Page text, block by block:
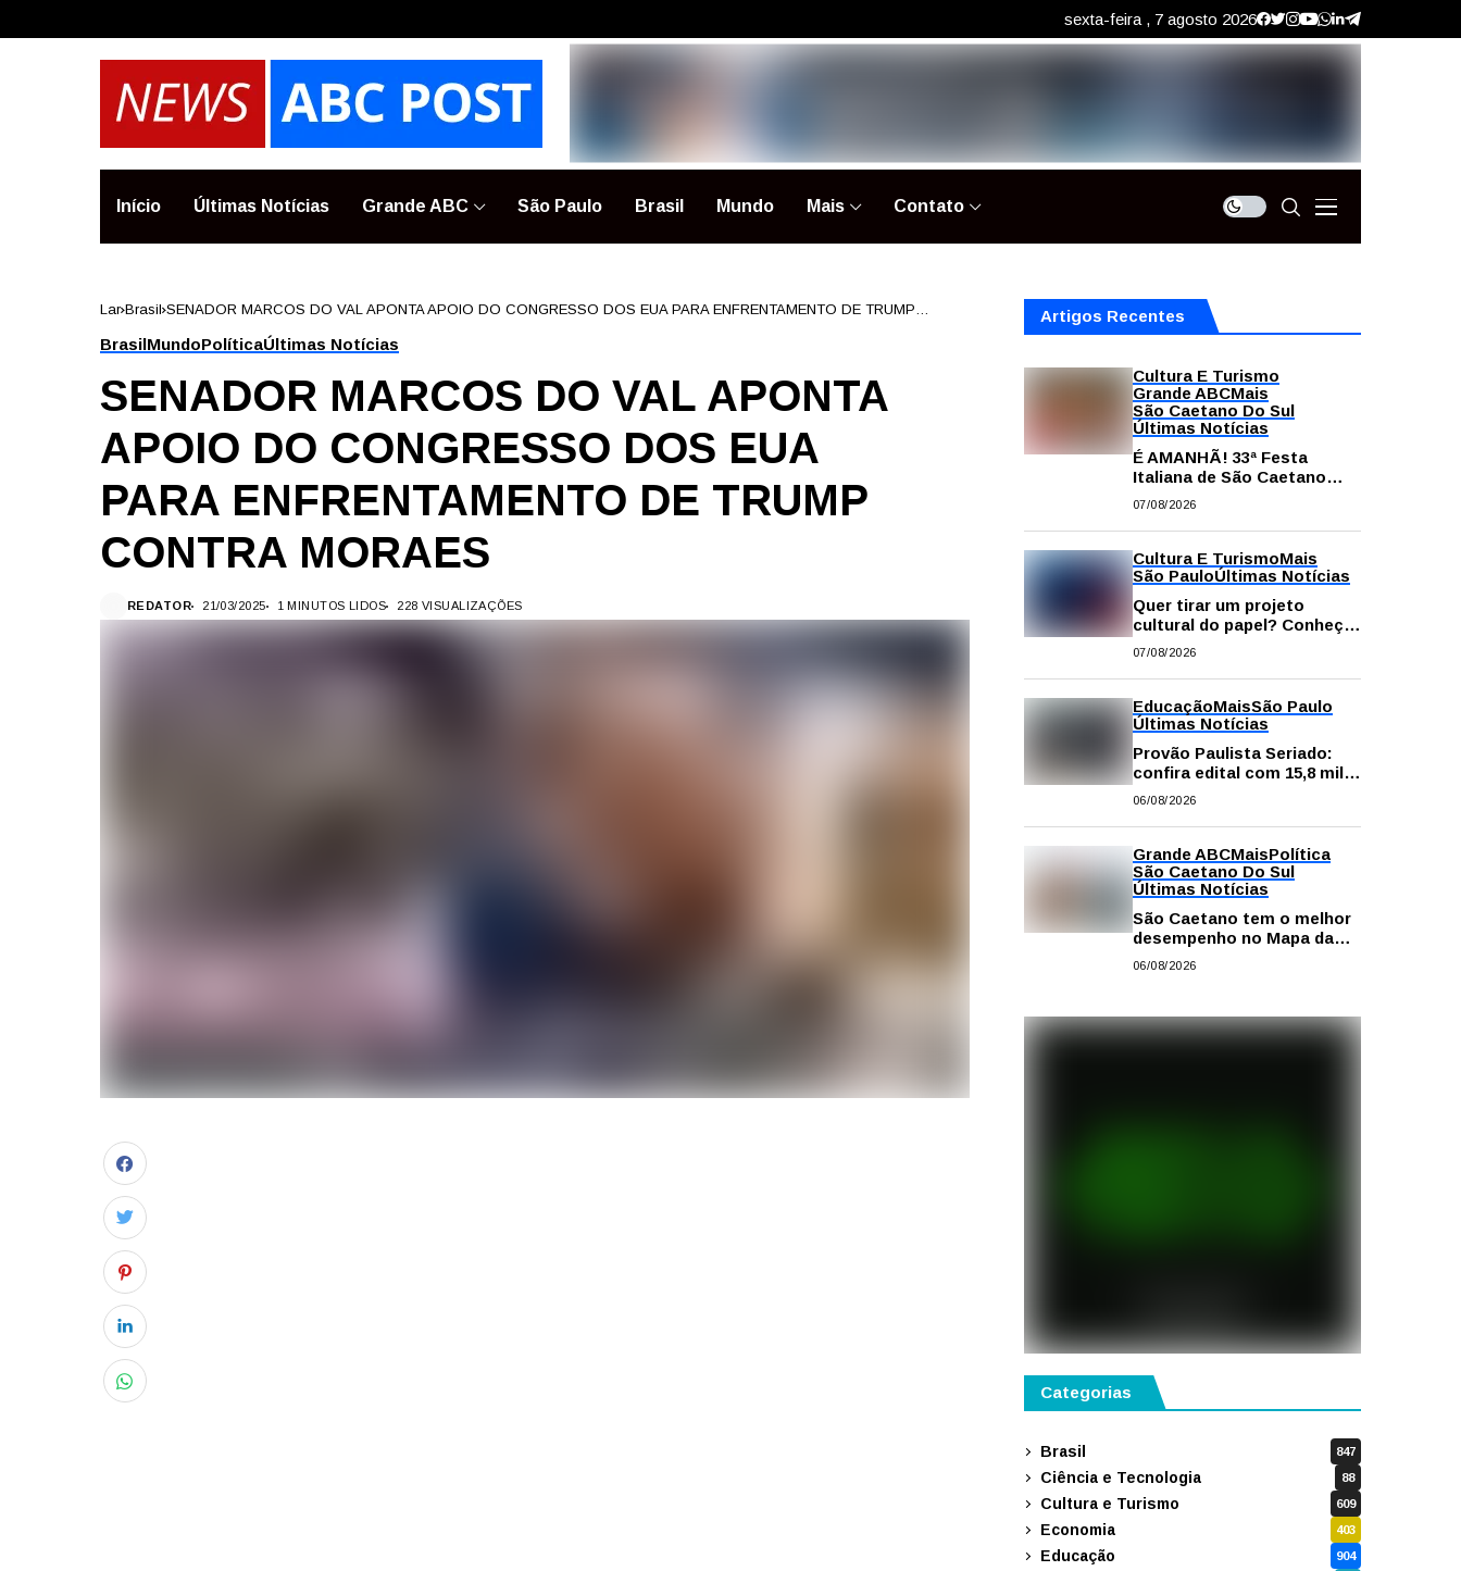
sexta-feira , 7 agosto 2026
Início Últimas Notícias Grande ABC São Paulo Brasil Mundo Mais Contato
Lar Brasil SENADOR MARCOS DO VAL APONTA APOIO DO CONGRESSO DOS EUA PARA ENFRENTAMENTO DE TRUMP
BrasilMundoPolíticaÚltimas Notícias
SENADOR MARCOS DO VAL APONTA
APOIO DO CONGRESSO DOS EUA
PARA ENFRENTAMENTO DE TRUMP
CONTRA MORAES
REDATOR 21/03/2025 1 MINUTOS LIDOS 228 VISUALIZAÇÕES
Artigos Recentes
Cultura E Turismo
Grande ABCMais
São Caetano Do Sul
Últimas Notícias
É AMANHÃ! 33ª Festa
Italiana de São Caetano
começa neste sábado com
solidariedade
07/08/2026
Cultura E TurismoMais
São PauloÚltimas Notícias
Quer tirar um projeto
cultural do papel? Conheça
os principais editais
07/08/2026
EducaçãoMaisSão Paulo
Últimas Notícias
Provão Paulista Seriado:
confira edital com 15,8 mil
vagas para ensino superior
06/08/2026
Grande ABCMaisPolítica
São Caetano Do Sul
Últimas Notícias
São Caetano tem o melhor
desempenho no Mapa da
Desigualdade da Grande SP
06/08/2026
Categorias
Brasil 847
Ciência e Tecnologia 88
Cultura e Turismo 609
Economia 403
Educação 904